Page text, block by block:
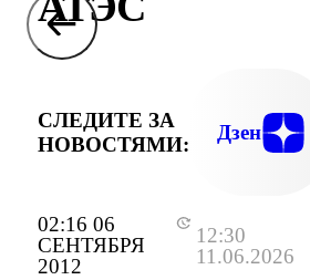
02:16 06
СЕНТЯБРЯ
2012
12:30
11.06.2026
СЛЕДИТЕ ЗА
НОВОСТЯМИ:
Дзен